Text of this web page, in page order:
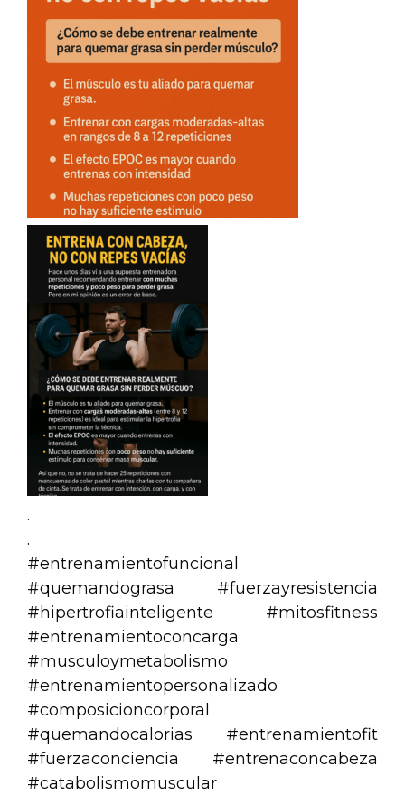
.
.
#entrenamientofuncional
#quemandograsa #fuerzayresistencia
#hipertrofiainteligente #mitosfitness
#entrenamientoconcarga
#musculoymetabolismo
#entrenamientopersonalizado
#composicioncorporal
#quemandocalorias #entrenamientofit
#fuerzaconciencia #entrenaconcabeza
#catabolismomuscular